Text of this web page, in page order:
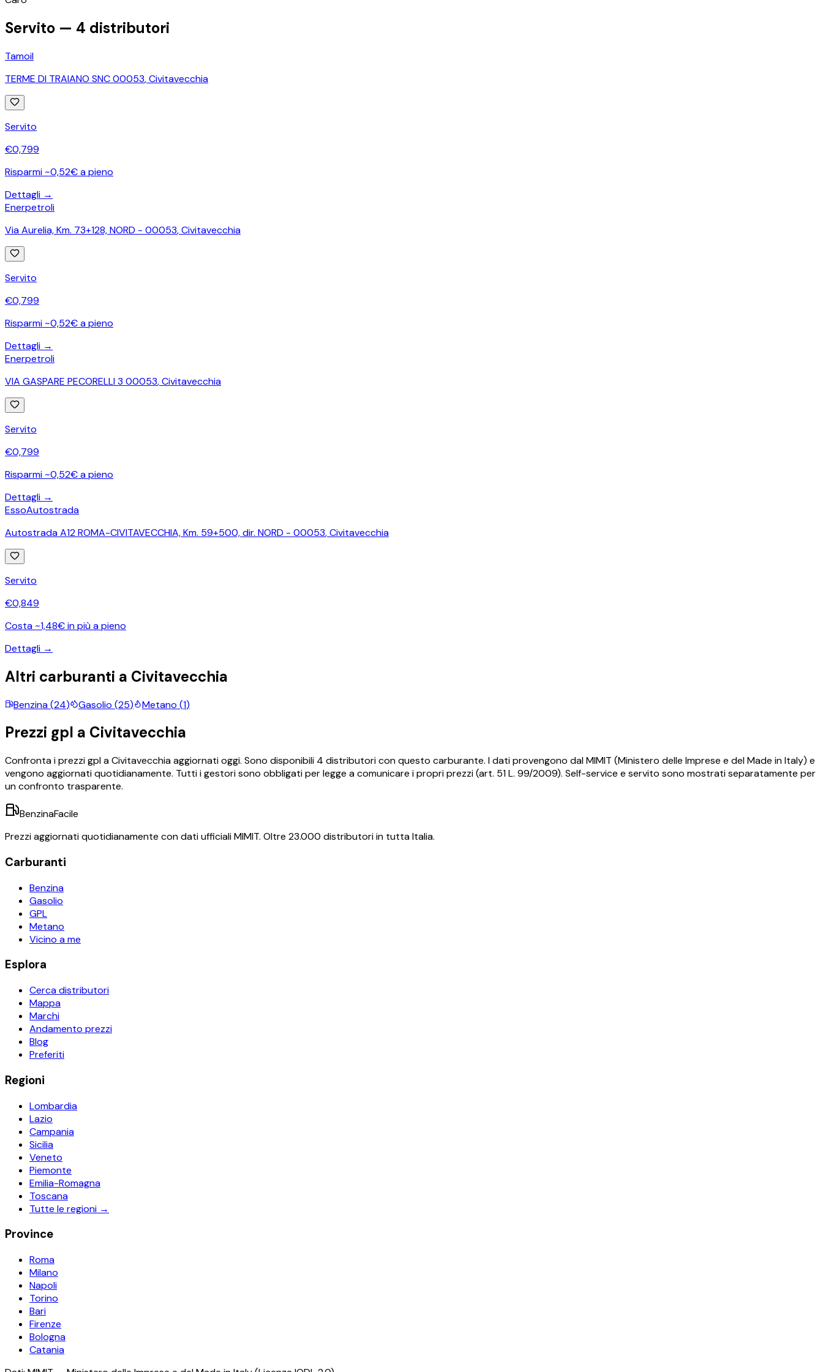
Servito — 4 distributori
Tamoil
TERME DI TRAIANO SNC 00053,Civitavecchia
Servito
€0,799
Risparmi ~0,52€ a pieno
Dettagli →
Enerpetroli
Via Aurelia, Km. 73+128, NORD - 00053,Civitavecchia
Servito
€0,799
Risparmi ~0,52€ a pieno
Dettagli →
Enerpetroli
VIA GASPARE PECORELLI 3 00053,Civitavecchia
Servito
€0,799
Risparmi ~0,52€ a pieno
Dettagli →
EssoAutostrada
Autostrada A12 ROMA-CIVITAVECCHIA, Km. 59+500, dir. NORD - 00053,Civitavecchia
Servito
€0,849
Costa ~1,48€ in più a pieno
Dettagli →
Altri carburanti a Civitavecchia
Benzina(24) Gasolio (25) Metano (1)
Prezzi gpl a Civitavecchia
Confronta i prezzigplaCivitavecchiaaggiornati oggi. Sono disponibili 4 distributori con questo carburante. I dati provengono dal MIMIT (Ministero delle Imprese e del Made in Italy) e
vengono aggiornati quotidianamente. Tutti i gestori sono obbligati per legge a comunicare i propri prezzi (art. 51 L. 99/2009). Self-service e servito sono mostrati separatamente per
un confronto trasparente.
BenzinaFacile
Prezzi aggiornati quotidianamente con dati ufficiali MIMIT. Oltre 23.000 distributori in tutta Italia.
Carburanti
Benzina
Gasolio
GPL
Metano
Vicino a me
Esplora
Cerca distributori
Mappa
Marchi
Andamento prezzi
Blog
Preferiti
Regioni
Lombardia
Lazio
Campania
Sicilia
Veneto
Piemonte
Emilia-Romagna
Toscana
Tutte le regioni →
Province
Roma
Milano
Napoli
Torino
Bari
Firenze
Bologna
Catania